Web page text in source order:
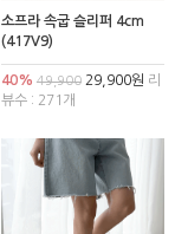
소프라 속굽 슬리퍼 4cm
(417V9)
40% 49,90029,900원 리
뷰수 : 271개